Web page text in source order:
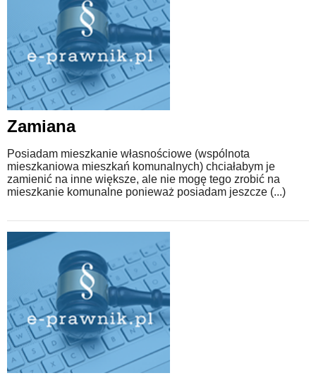
Zamiana
Posiadam mieszkanie własnościowe (wspólnota
mieszkaniowa mieszkań komunalnych) chciałabym je
zamienić na inne większe, ale nie mogę tego zrobić na
mieszkanie komunalne ponieważ posiadam jeszcze (...)